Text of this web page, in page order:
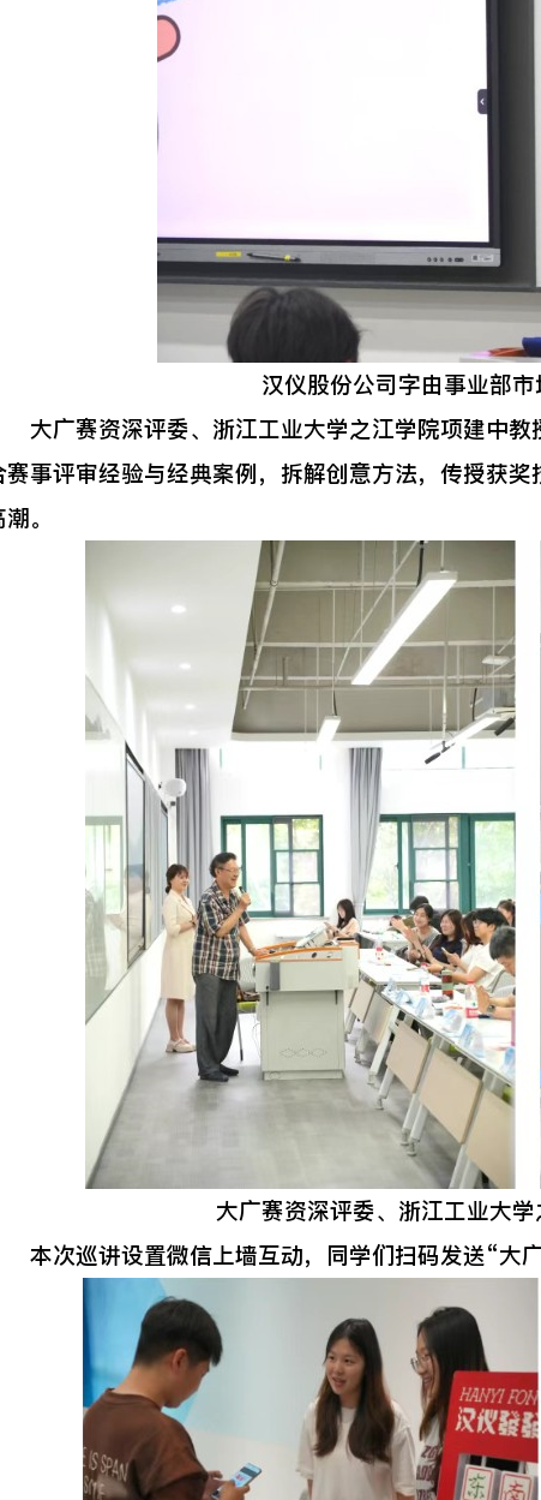
汉仪股份公司字由事业部
广赛资深评委、浙江工业大学之江学院项建中
赛事评审经验与经典案例，拆解创意方法，传授获
。
大广赛资深评委、浙江工业大
次巡讲设置微信上墙互动，同学们扫码发送“大广